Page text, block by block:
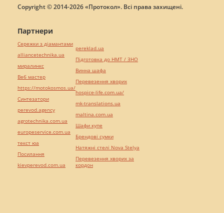
Copyright © 2014-2026 «Протокол». Всі права захищені.
Партнери
Сережки з діамантами
alliancetechnika.ua
миралинкс
Веб мастер
https://motokosmos.ua/
Синтезатори
perevod.agency
agrotechnika.com.ua
europeservice.com.ua
текст юа
Посилання
kievperevod.com.ua
pereklad.ua
Підготовка до НМТ / ЗНО
Винна шафа
Перевезення хворих
hospice-life.com.ua/
mk-translations.ua
maltina.com.ua
Шафи купе
Брендові сумки
Натяжні стелі Nova Stelya
Перевезення хворих за
кордон